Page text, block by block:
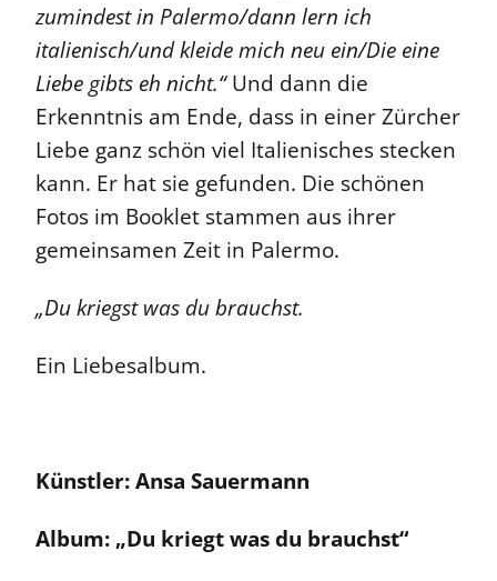
zumindest in Palermo/dann lern ich
italienisch/und kleide mich neu ein/Die eine
Liebe gibts eh nicht.“Und dann die
Erkenntnis am Ende, dass in einer Zürcher
Liebe ganz schön viel Italienisches stecken
kann. Er hat sie gefunden. Die schönen
Fotos im Booklet stammen aus ihrer
gemeinsamen Zeit in Palermo.
„Du kriegst was du brauchst.
Ein Liebesalbum.
Künstler: Ansa Sauermann
Album: „Du kriegt was du brauchst“